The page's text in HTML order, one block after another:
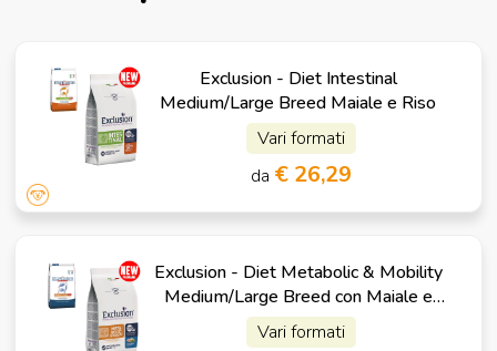
Exclusion - Diet Intestinal
Medium/Large Breed Maiale e Riso
Vari formati
da € 26,29
Exclusion - Diet Metabolic & Mobility
Medium/Large Breed con Maiale e
Fibre
Vari formati